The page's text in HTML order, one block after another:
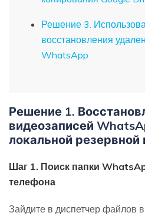
Решение 3.
восстановления
WhatsApp
Решение 1.
видеозаписей
локальной резервной
Шаг 1. Поиск папки
телефона
Зайдите в диспетчер файлов